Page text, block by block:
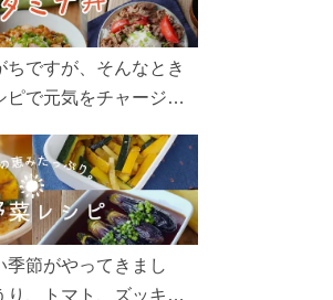
さい。
ちですが、そんなとき
ピで元気をチャージ！
を吹き飛ばしましょ
季節がやってきまし
り、トマト、ズッキー